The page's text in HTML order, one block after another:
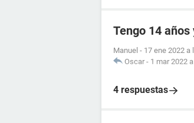
Tengo 14
Manuel - 17 ene 2022 a
Oscar - 1 mar 2022
4 respuestas